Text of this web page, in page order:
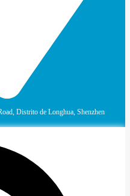
Distrito de Longhua, Shenzhen